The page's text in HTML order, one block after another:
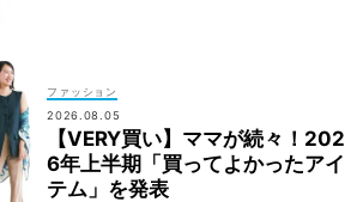
ファッション
2026.08.05
【VERY買い】ママが続々！202
6年上半期「買ってよかったアイ
テム」を発表